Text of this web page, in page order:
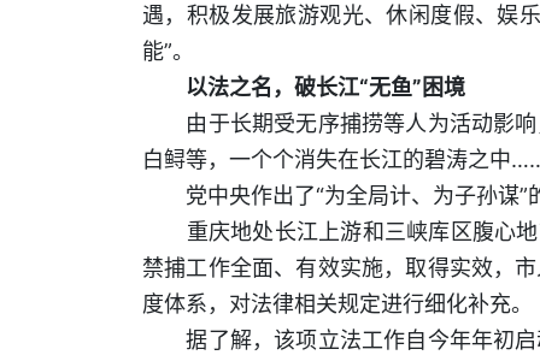
遇，积极发展旅游观光、休闲度假、娱
能”。
以法之名，破长江“无鱼”困境
由于长期受无序捕捞等人为活动影响
白鲟等，一个个消失在长江的碧涛之中
党中央作出了“为全局计、为子孙谋”
重庆地处长江上游和三峡库区腹心地
禁捕工作全面、有效实施，取得实效，
度体系，对法律相关规定进行细化补充。
据了解，该项立法工作自今年年初启